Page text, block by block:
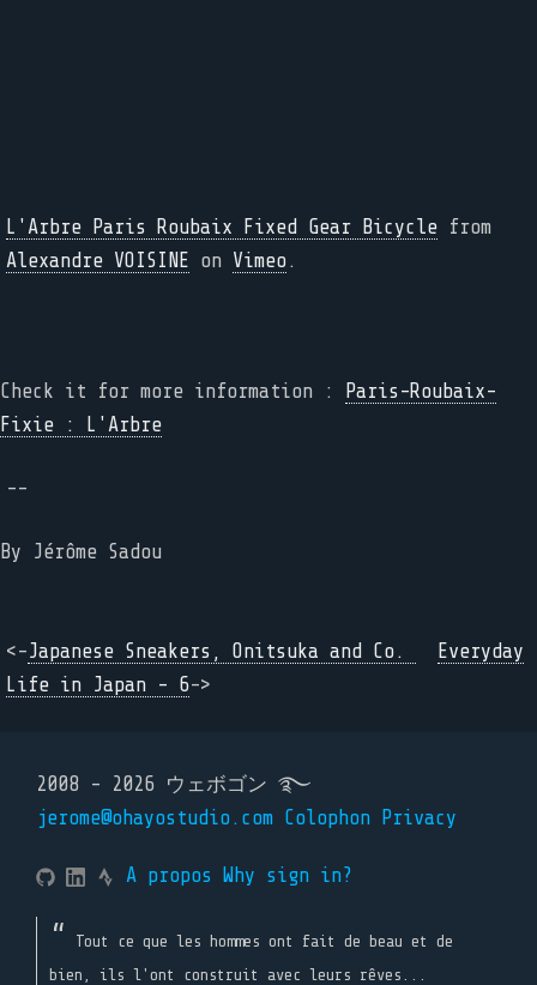
L'Arbre Paris Roubaix Fixed Gear Bicycle from
Alexandre VOISINE on Vimeo.
Check it for more information :
Paris-Roubaix-
Fixie : L'Arbre
--
By Jérôme Sadou
<-Japanese Sneakers, Onitsuka and Co.
Everyday
Life in Japan - 6->
2008 - 2026 ウェボゴン ࿐
jerome@ohayostudio.com Colophon Privacy
A propos Why sign in?
Tout ce que les hommes ont fait de beau et de
bien, ils l'ont construit avec leurs rêves...